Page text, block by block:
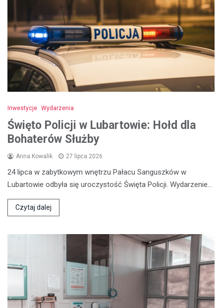
Inwestycje Wydarzenia
Święto Policji w Lubartowie: Hołd dla
Bohaterów Służby
Anna Kowalik 27 lipca 2026
24 lipca w zabytkowym wnętrzu Pałacu Sanguszków w
Lubartowie odbyła się uroczystość Święta Policji. Wydarzenie…
Czytaj dalej